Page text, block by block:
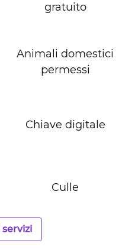
gratuito
Animali domestici
permessi
Chiave digitale
Culle